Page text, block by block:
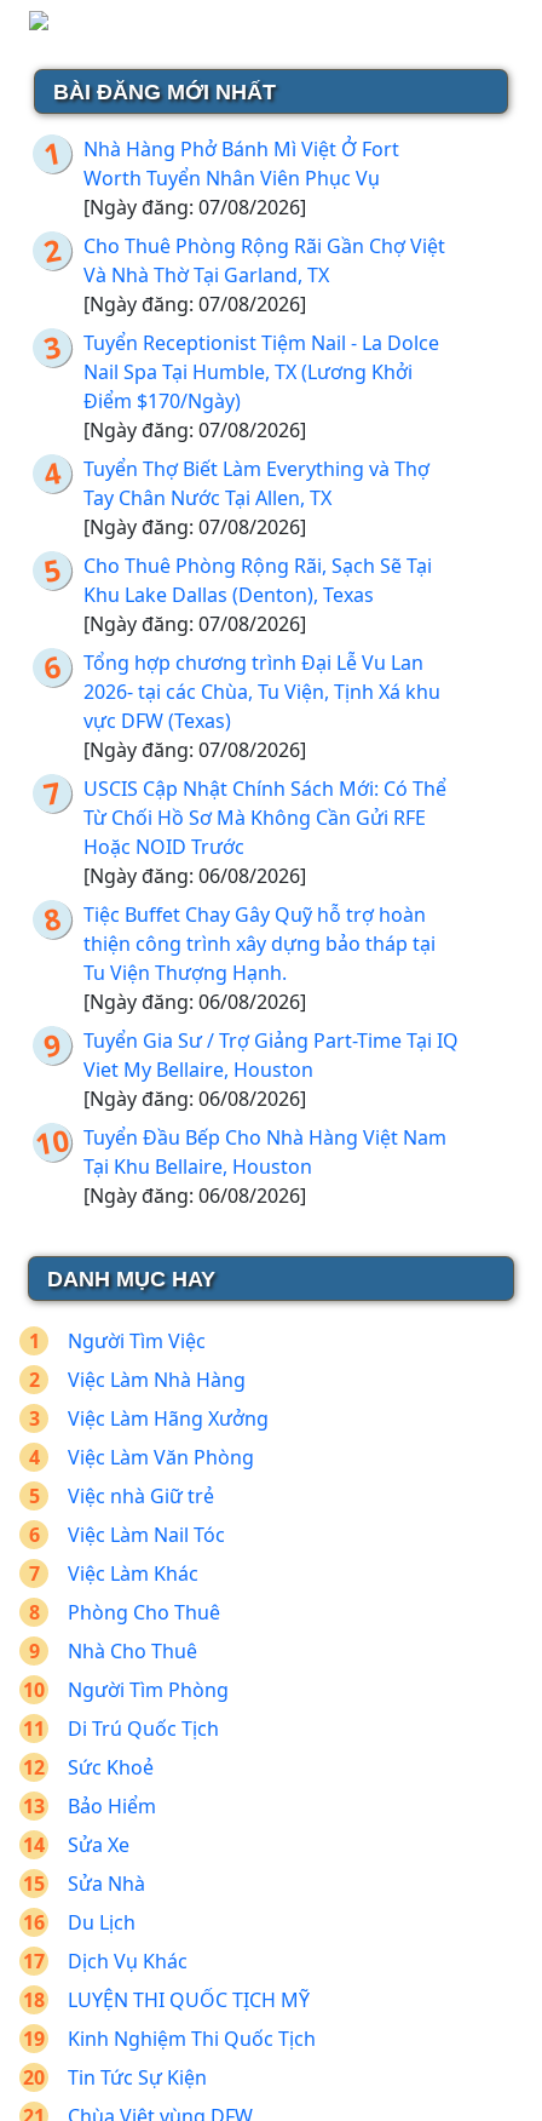
BÀI ĐĂNG MỚI NHẤT
Nhà Hàng Phở Bánh Mì Việt Ở Fort
Worth Tuyển Nhân Viên Phục Vụ
[Ngày đăng: 07/08/2026]
Cho Thuê Phòng Rộng Rãi Gần Chợ Việt
Và Nhà Thờ Tại Garland, TX
[Ngày đăng: 07/08/2026]
Tuyển Receptionist Tiệm Nail - La Dolce
Nail Spa Tại Humble, TX (Lương Khởi
Điểm $170/Ngày)
[Ngày đăng: 07/08/2026]
Tuyển Thợ Biết Làm Everything và Thợ
Tay Chân Nước Tại Allen, TX
[Ngày đăng: 07/08/2026]
Cho Thuê Phòng Rộng Rãi, Sạch Sẽ Tại
Khu Lake Dallas (Denton), Texas
[Ngày đăng: 07/08/2026]
Tổng hợp chương trình Đại Lễ Vu Lan
2026- tại các Chùa, Tu Viện, Tịnh Xá khu
vực DFW (Texas)
[Ngày đăng: 07/08/2026]
USCIS Cập Nhật Chính Sách Mới: Có Thể
Từ Chối Hồ Sơ Mà Không Cần Gửi RFE
Hoặc NOID Trước
[Ngày đăng: 06/08/2026]
Tiệc Buffet Chay Gây Quỹ hỗ trợ hoàn
thiện công trình xây dựng bảo tháp tại
Tu Viện Thượng Hạnh.
[Ngày đăng: 06/08/2026]
Tuyển Gia Sư / Trợ Giảng Part-Time Tại IQ
Viet My Bellaire, Houston
[Ngày đăng: 06/08/2026]
Tuyển Đầu Bếp Cho Nhà Hàng Việt Nam
Tại Khu Bellaire, Houston
[Ngày đăng: 06/08/2026]
DANH MỤC HAY
Người Tìm Việc
Việc Làm Nhà Hàng
Việc Làm Hãng Xưởng
Việc Làm Văn Phòng
Việc nhà Giữ trẻ
Việc Làm Nail Tóc
Việc Làm Khác
Phòng Cho Thuê
Nhà Cho Thuê
Người Tìm Phòng
Di Trú Quốc Tịch
Sức Khoẻ
Bảo Hiểm
Sửa Xe
Sửa Nhà
Du Lịch
Dịch Vụ Khác
LUYỆN THI QUỐC TỊCH MỸ
Kinh Nghiệm Thi Quốc Tịch
Tin Tức Sự Kiện